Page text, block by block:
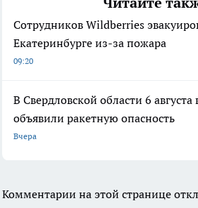
Сотрудников Wildberries
Екатеринбурге из-за пожара
09:20
В Свердловской области 6 августа
объявили ракетную опасность
Вчера
Комментарии на этой странице